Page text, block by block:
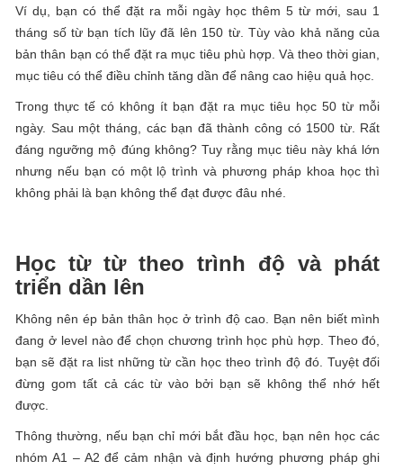
Ví dụ, bạn có thể đặt ra mỗi ngày học thêm 5 từ mới, sau 1
tháng số từ bạn tích lũy đã lên 150 từ. Tùy vào khả năng của
bản thân bạn có thể đặt ra mục tiêu phù hợp. Và theo thời gian,
mục tiêu có thể điều chỉnh tăng dần để nâng cao hiệu quả học.
Trong thực tế có không ít bạn đặt ra mục tiêu học 50 từ mỗi
ngày. Sau một tháng, các bạn đã thành công có 1500 từ. Rất
đáng ngưỡng mộ đúng không? Tuy rằng mục tiêu này khá lớn
nhưng nếu bạn có một lộ trình và phương pháp khoa học thì
không phải là bạn không thể đạt được đâu nhé.
Học từ từ theo trình độ và phát
triển dần lên
Không nên ép bản thân học ở trình độ cao. Bạn nên biết mình
đang ở level nào để chọn chương trình học phù hợp. Theo đó,
bạn sẽ đặt ra list những từ cần học theo trình độ đó. Tuyệt đối
đừng gom tất cả các từ vào bởi bạn sẽ không thể nhớ hết
được.
Thông thường, nếu bạn chỉ mới bắt đầu học, bạn nên học các
nhóm A1 – A2 để cảm nhận và định hướng phương pháp ghi